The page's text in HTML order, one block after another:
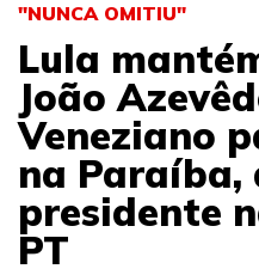
"NUNCA OMITIU"
Lula
João
Veneziano
na Paraíba,
presidente
PT